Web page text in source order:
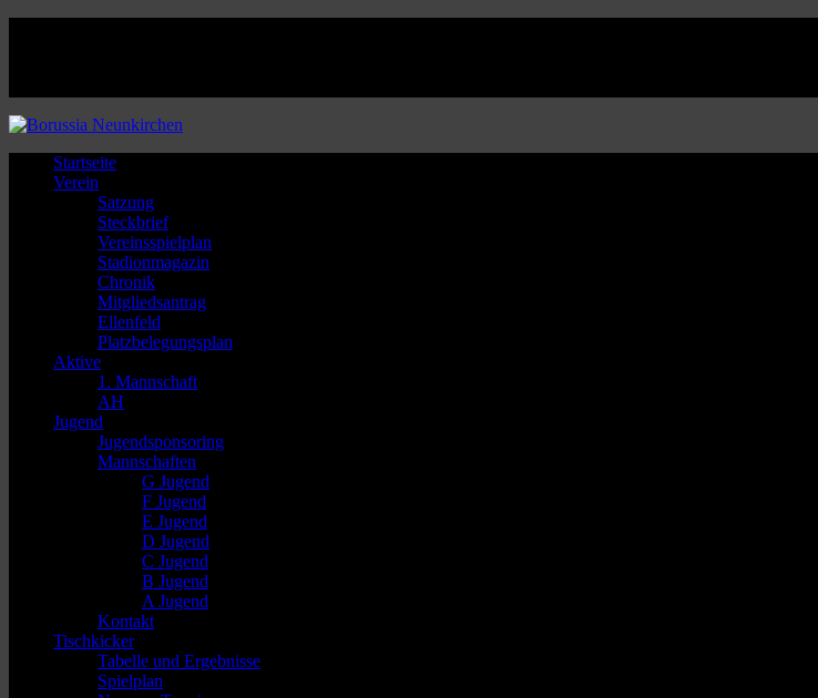
Startseite
Verein
Satzung
Steckbrief
Vereinsspielplan
Stadionmagazin
Chronik
Mitgliedsantrag
Ellenfeld
Platzbelegungsplan
Aktive
1. Mannschaft
AH
Jugend
Jugendsponsoring
Mannschaften
G Jugend
F Jugend
E Jugend
D Jugend
C Jugend
B Jugend
A Jugend
Kontakt
Tischkicker
Tabelle und Ergebnisse
Spielplan